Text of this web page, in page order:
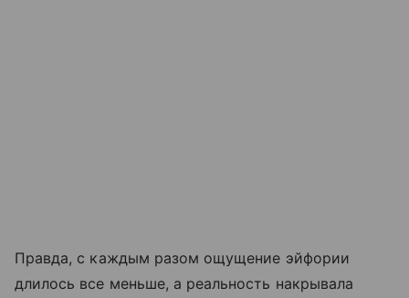
Правда, с каждым разом ощущение эйфории
длилось все меньше, а реальность накрывала